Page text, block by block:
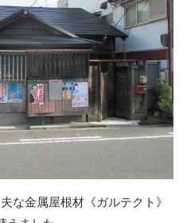
金属屋根材《ガルテクト》